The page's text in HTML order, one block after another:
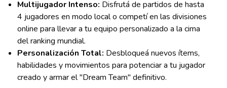
Multijugador Intenso: Disfrutá de partidos de hasta
4 jugadores en modo local o competí en las divisiones
online para llevar a tu equipo personalizado a la cima
del ranking mundial.
Personalización Total: Desbloqueá nuevos ítems,
habilidades y movimientos para potenciar a tu jugador
creado y armar el "Dream Team" definitivo.